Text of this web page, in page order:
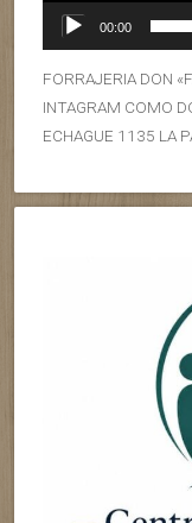
00:00
FORRAJERIA DON
INTAGRAM COMO
ECHAGUE 1135 LA